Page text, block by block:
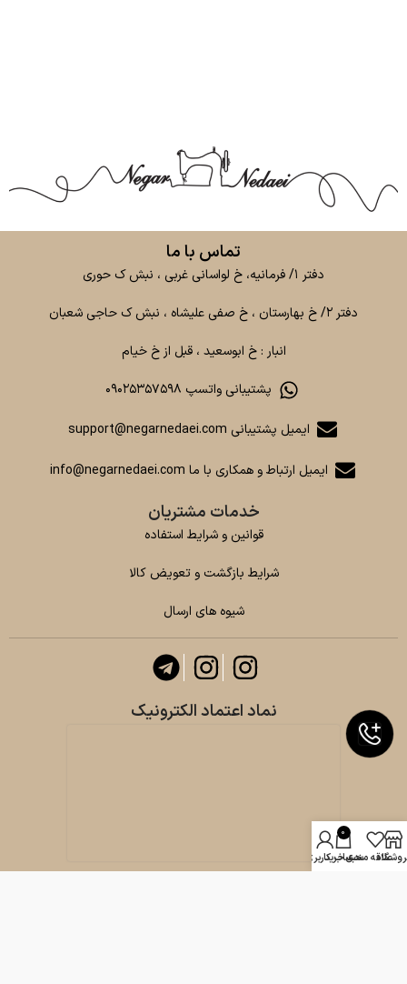
تماس با ما
دفتر ۱/ فرمانیه، خ لواسانی غربی ، نبش ک حوری
دفتر ۲/ خ بهارستان ، خ صفی علیشاه ، نبش ک حاجی شعبان
انبار : خ ابوسعید ، قبل از خ خیام
پشتیبانی واتسپ ۰۹۰۲۵۳۵۷۵۹۸
ایمیل پشتیبانی support@negarnedaei.com
ایمیل ارتباط و همکاری با ما info@negarnedaei.com
خدمات مشتریان
قوانین و شرایط استفاده
شرایط بازگشت و تعویض کالا
شیوه های ارسال
نماد اعتماد الکترونیک
علاقه مندی
0
سبد خرید
حساب کاربری من